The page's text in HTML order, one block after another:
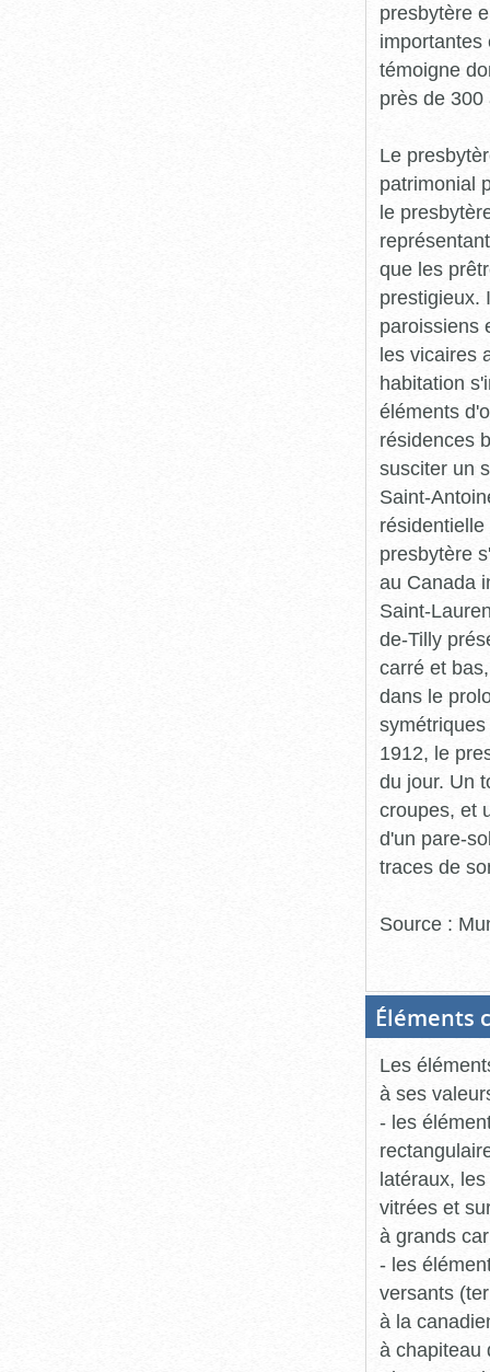
presbytère
importantes
témoigne
près de 300
Le
patrimonial
le
que les
prestigieux.
paroissiens
les vicaires
habitation
éléments
résidences
susciter un
Saint-
presbytère
au Canada
Saint-
de-Tilly
carré et
dans le
1912, le
du jour. Un
croupes, et
d'un pare-
traces de
Source :
Éléments
Les
à ses
- les
latéraux,
vitrées et
à grands
- les
versants
à la
à chapiteau